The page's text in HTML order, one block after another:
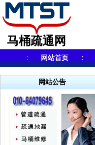
马桶疏通网
网站首页
网站公告